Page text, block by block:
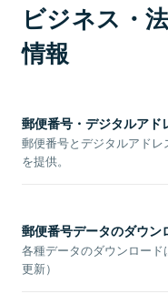
ビジネス・
情報
郵便番号・デジタルアド
郵便番号とデジタルアド
を提供。
郵便番号データのダウン
各種データのダウンロー
更新）